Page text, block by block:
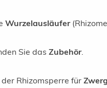
Wurzelausläufer
Sie das Zubehör.
Rhizomsperre für